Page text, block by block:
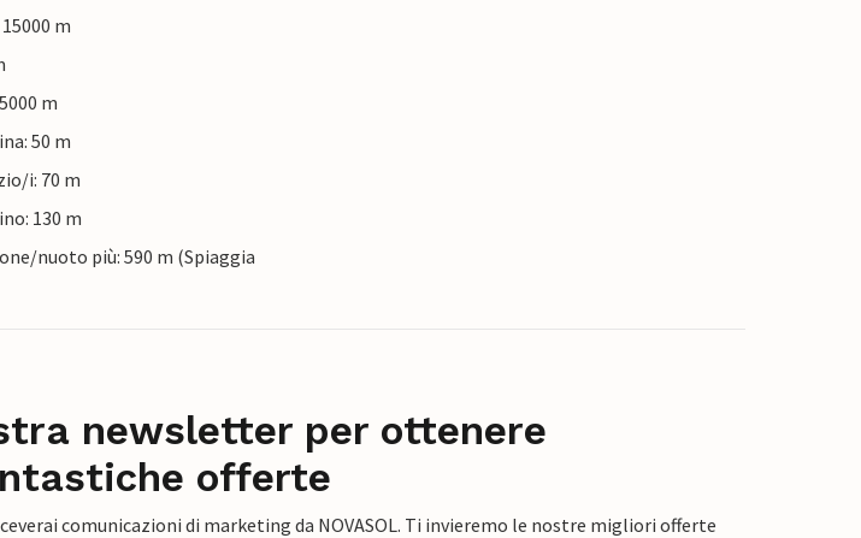
m
m
50 m
i: 70 m
130 m
nuoto più: 590 m (Spiaggia
newsletter per ottenere
offerte
comunicazioni di marketing da NOVASOL. Ti invieremo le nostre migliori offerte